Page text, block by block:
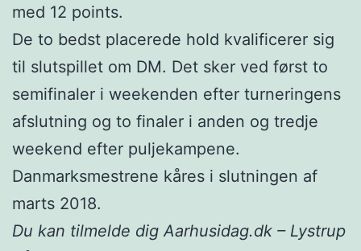
med 12 points.
De to bedst placerede hold kvalificerer sig
til slutspillet om DM. Det sker ved først to
semifinaler i weekenden efter turneringens
afslutning og to finaler i anden og tredje
weekend efter puljekampene.
Danmarksmestrene kåres i slutningen af
marts 2018.
Du kan tilmelde dig Aarhusidag.dk – Lystrup